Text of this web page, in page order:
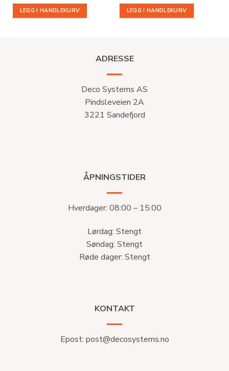
LEGG I HANDLEKURV LEGG I HANDLEKURV
ADRESSE
Deco Systems AS
Pindsleveien 2A
3221 Sandefjord
ÅPNINGSTIDER
Hverdager: 08:00 – 15:00
Lørdag: Stengt
Søndag: Stengt
Røde dager: Stengt
KONTAKT
Epost: post@decosystems.no